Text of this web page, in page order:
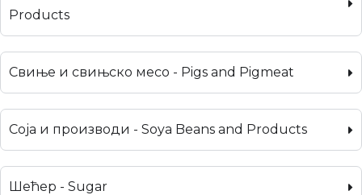
Products
Свиње и свињско месо - Pigs and Pigmeat
Соја и производи - Soya Beans and Products
Шећер - Sugar